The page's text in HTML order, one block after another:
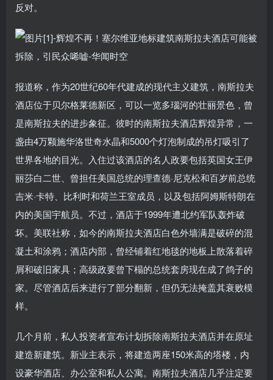
反对。
报道称，作为20世纪60年代建成的现代主义建筑，南斯拉夫
酒店位于贝尔格莱德新区，可以一览多瑙河的壮丽景色，曾
是南斯拉夫的进步象征。彼时的南斯拉夫酒店辉煌异常，一
盏由4万颗施华洛世奇水晶和5000个灯泡制成的吊灯吸引了
世界各地的目光。入住过该酒店的名人政要包括英国女王伊
丽莎白二世、曾担任美国总统的理查德·尼克松和百岁前总统
吉米·卡特、比利时和荷兰王室成员，以及包括阿姆斯特朗在
内的美国宇航员。不过，酒店于1999年遭北约军队轰炸破
坏。美联社称，如今的南斯拉夫酒店白色外墙满是破碎的混
凝土和涂鸦；酒店内部，曾经铺着红地毯的地板上散落着碎
屑和破旧家具；高级政要曾下榻的总统套房现在成了鸽子的
家。尽管酒店后来进行了部分翻新，但仍无法掩盖其衰败模
样。
几个月前，私人投资者宣布计划拆除南斯拉夫酒店并在原址
建造新建筑。新业主表示，将建造两座150米高的塔楼，内
设豪华酒店、办公室和私人公寓。南斯拉夫酒店几乎注定要